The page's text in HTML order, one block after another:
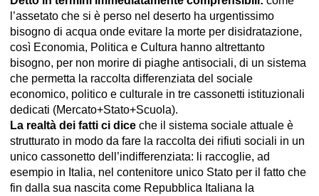
l’assetato che si è perso nel deserto ha urgentissimo
bisogno di acqua onde evitare la morte per disidratazione,
così Economia, Politica e Cultura hanno altrettanto
bisogno, per non morire di piaghe antisociali, di un sistema
che permetta la raccolta differenziata del sociale
economico, politico e culturale in tre cassonetti istituzionali
dedicati (Mercato+Stato+Scuola).
La realtà dei fatti ci dice che il sistema sociale attuale è
strutturato in modo da fare la raccolta dei rifiuti sociali in un
unico cassonetto dell’indifferenziata: li raccoglie, ad
esempio in Italia, nel contenitore unico Stato per il fatto che
fin dalla sua nascita come Repubblica Italiana la